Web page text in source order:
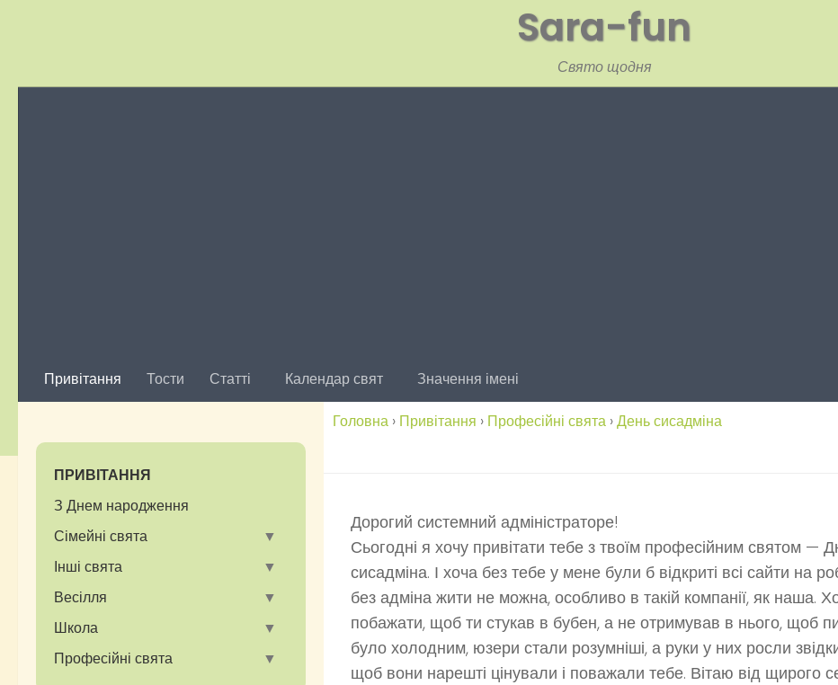
Sara-fun
Свято щодня
Привітання Тости Статті Календар свят Значення імені
Головна › Привітання › Професійні свята ›День сисадміна
Дорогий системний адміністраторе!
Сьогодні я хочу привітати тебе з твоїм професійним святом —
сисадміна. І хоча без тебе у мене були б відкриті всі сайти на
без адміна жити не можна, особливо в такій компанії, як наша.
побажати, щоб ти стукав в бубен, а не отримував в нього, щоб
було холодним, юзери стали розумніші, а руки у них росли
щоб вони нарешті цінували і поважали тебе. Вітаю від щирого
ПРИВІТАННЯ
З Днем народження
Сімейні свята
Інші свята
Весілля
Школа
Професійні свята